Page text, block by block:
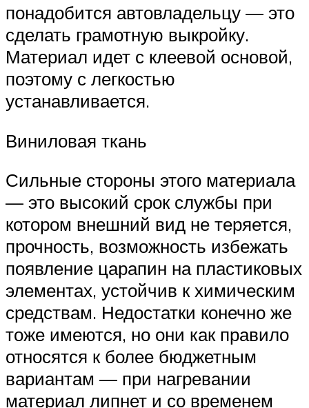
понадобится автовладельцу — это
сделать грамотную выкройку.
Материал идет с клеевой основой,
поэтому с легкостью
устанавливается.
Виниловая ткань
Сильные стороны этого материала
— это высокий срок службы при
котором внешний вид не теряется,
прочность, возможность избежать
появление царапин на пластиковых
элементах, устойчив к химическим
средствам. Недостатки конечно же
тоже имеются, но они как правило
относятся к более бюджетным
вариантам — при нагревании
материал липнет и со временем